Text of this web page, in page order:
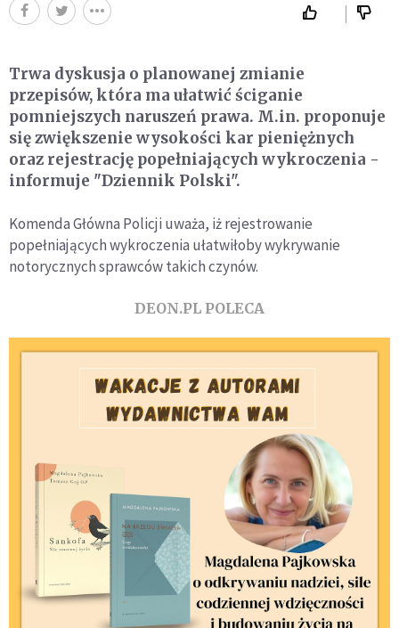
Trwa dyskusja o planowanej zmianie
przepisów, która ma ułatwić ściganie
pomniejszych naruszeń prawa. M.in. proponuje
się zwiększenie wysokości kar pieniężnych
oraz rejestrację popełniających wykroczenia -
informuje "Dziennik Polski".
Komenda Główna Policji uważa, iż rejestrowanie
popełniających wykroczenia ułatwiłoby wykrywanie
notorycznych sprawców takich czynów.
DEON.PL POLECA